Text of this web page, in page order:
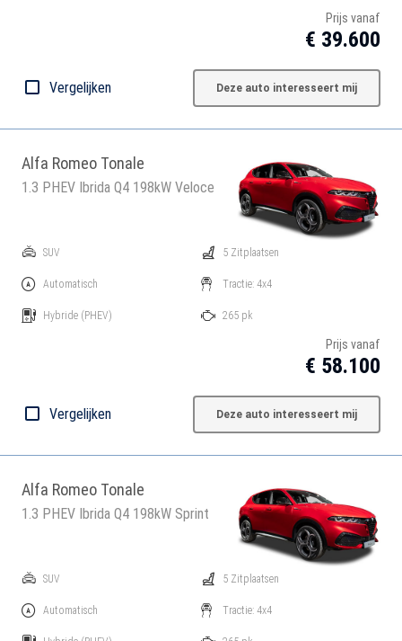
Prijs vanaf
€ 39.600
Vergelijken Deze auto interesseert mij
Alfa Romeo Tonale
1.3 PHEV Ibrida Q4 198kW Veloce
SUV
Automatisch
Hybride (PHEV)
5 Zitplaatsen
Tractie: 4x4
265 pk
Prijs vanaf
€ 58.100
Vergelijken Deze auto interesseert mij
Alfa Romeo Tonale
1.3 PHEV Ibrida Q4 198kW Sprint
SUV
Automatisch
5 Zitplaatsen
Tractie: 4x4